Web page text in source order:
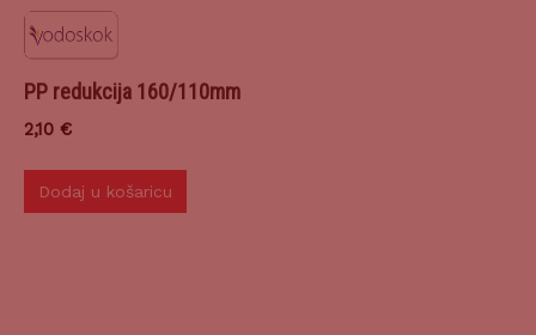
PP redukcija 160/110mm
2,10 €
Dodaj u košaricu